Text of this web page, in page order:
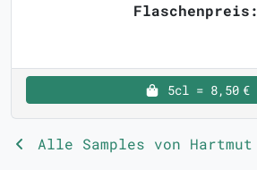
Flaschenpreis:
5cl = 8,50 €
Alle Samples von Hartmut